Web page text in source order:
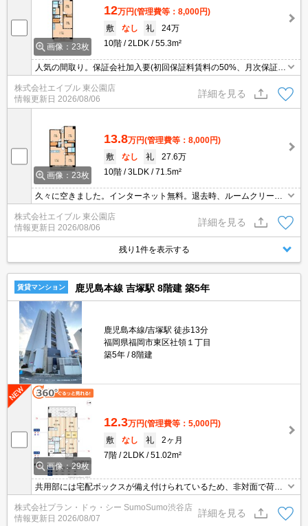
画像：23枚
12万円(管理費等：8,000円)
敷
なし 礼
24万
10階
2LDK 55.3m²
人気の間取り。保証会社加入要(初回保証料賃料の50%、月次保証料
1%)。
株式会社エイブル 東公園店
情報更新日 2026/08/06
詳細を見る
画像：23枚
13.8万円(管理費等：8,000円)
敷
なし 礼
27.6万
10階
3LDK 71.5m²
久々に空きました。インターネット無料。退去時、ルームクリーニ
ング料金88,000円。
株式会社エイブル 東公園店
情報更新日 2026/08/06
詳細を見る
残り1件を表示する
賃貸マンション 鹿児島本線 吉塚駅 8階建 築5年
鹿児島本線/吉塚駅 徒歩13分
福岡県福岡市東区社領１丁目
築5年
8階建
画像：29枚
12.3万円(管理費等：5,000円)
敷
なし 礼
2ヶ月
7階
2LDK 51.02m²
共用部には宅配ボックスが備え付けられているため、非対面で荷物
トなど豊富なので、広々と空間を利用することも可能です。室内設
備は浴室乾燥機・洗面化粧台など豊富に揃っており、過ごしやすい
株式会社プラン・ドゥ・シー SumoSumo渋谷店
情報更新日 2026/08/07
詳細を見る